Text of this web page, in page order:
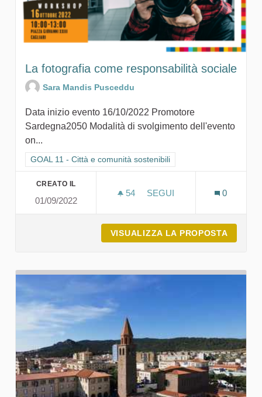
La fotografia come responsabilità sociale
Sara Mandis Pusceddu
Data inizio evento 16/10/2022 Promotore
Sardegna2050 Modalità di svolgimento dell'evento
on...
Filtra i risultati per categoria: GOAL 11 - Città e comunità
GOAL 11 - Città e comunità sostenibili
CREATO IL
01/09/2022
54 54 SOSTENITORI
SEGUI
0
VISUALIZZA LA PROPOSTA